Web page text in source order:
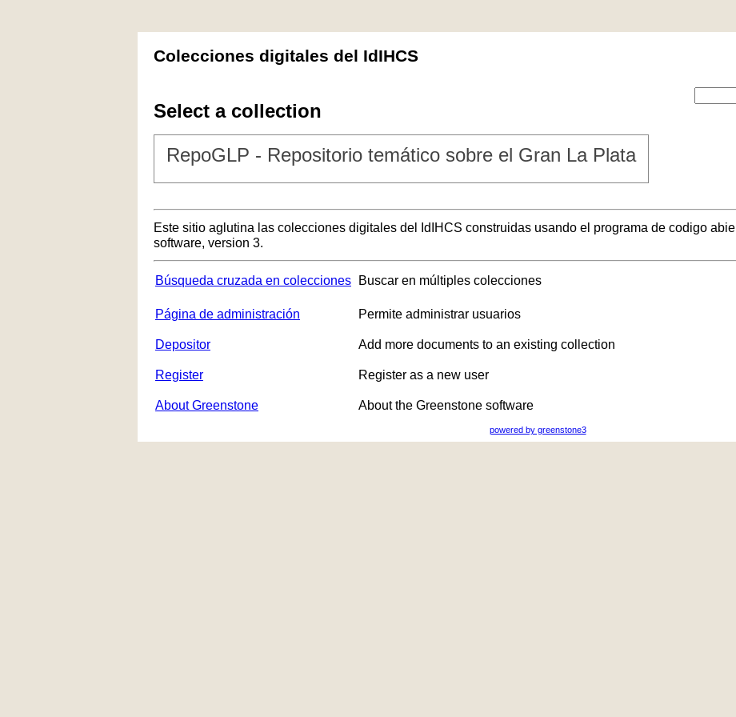
Colecciones digitales del IdIHCS
Select a collection
RepoGLP - Repositorio temático sobre el Gran La Plata
Este sitio aglutina las colecciones digitales del IdIHCS construidas usando el programa de codigo
software, version 3.
Búsqueda cruzada en colecciones Buscar en múltiples colecciones
Página de administración Permite administrar usuarios
Depositor Add more documents to an existing collection
Register Register as a new user
About Greenstone About the Greenstone software
powered by greenstone3